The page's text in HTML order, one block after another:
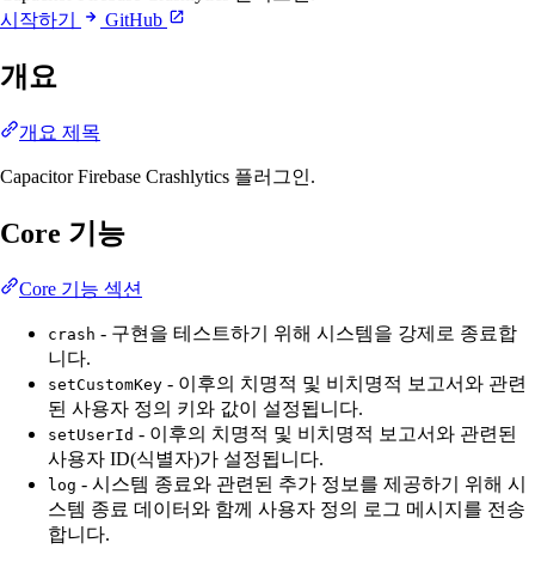
시작하기
GitHub
개요
개요 제목
Capacitor Firebase Crashlytics 플러그인.
Core 기능
Core 기능 섹션
crash - 구현을 테스트하기 위해 시스템을 강제로 종료합
니다.
setCustomKey - 이후의 치명적 및 비치명적 보고서와 관련
된 사용자 정의 키와 값이 설정됩니다.
setUserId - 이후의 치명적 및 비치명적 보고서와 관련된
사용자 ID(식별자)가 설정됩니다.
log - 시스템 종료와 관련된 추가 정보를 제공하기 위해 시
스템 종료 데이터와 함께 사용자 정의 로그 메시지를 전송
합니다.